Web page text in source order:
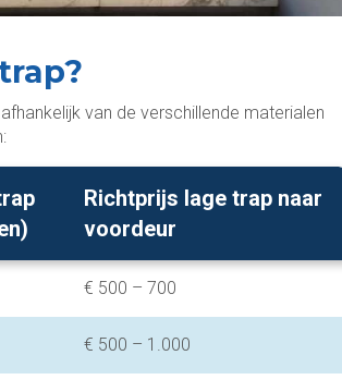
van de verschillende materialen
Richtprijs lage trap naar
voordeur
€ 500 – 700
€ 500 – 1.000